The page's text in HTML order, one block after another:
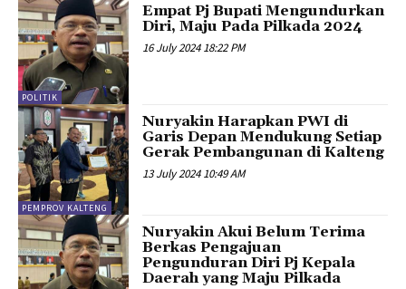
POLITIK
Empat Pj Bupati Mengundurkan
Diri, Maju Pada Pilkada 2024
16 July 2024 18:22 PM
PEMPROV KALTENG
Nuryakin Harapkan PWI di
Garis Depan Mendukung Setiap
Gerak Pembangunan di Kalteng
13 July 2024 10:49 AM
Nuryakin Akui Belum Terima
Berkas Pengajuan
Pengunduran Diri Pj Kepala
Daerah yang Maju Pilkada